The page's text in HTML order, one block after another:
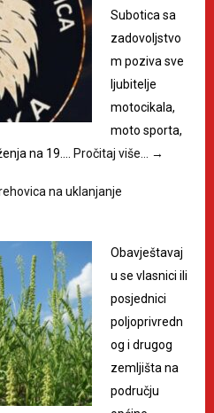
Subotica sa
zadovoljstvo
m poziva sve
ljubitelje
motocikala,
moto sporta,
na 19.… Pročitaj više… →
na uklanjanje
Obavještavaj
u se vlasnici ili
posjednici
poljoprivredn
og i drugog
zemljišta na
području